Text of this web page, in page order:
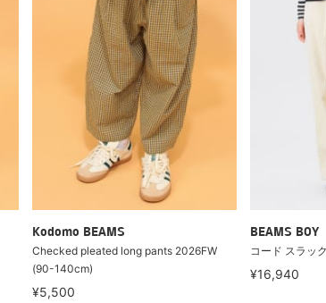
Kodomo BEAMS
Checked pleated long pants 2026FW
(90-140cm)
¥5,500
BEAMS BOY
コード スラッ
¥16,940